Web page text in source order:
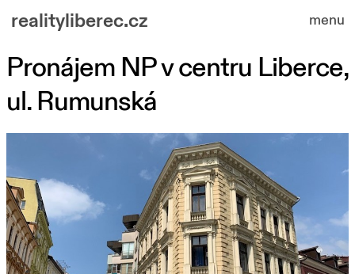
realityliberec.cz menu
nabízené nemovitosti
o nás
kontakt
Pronájem NP v centru Liberce,
ul. Rumunská